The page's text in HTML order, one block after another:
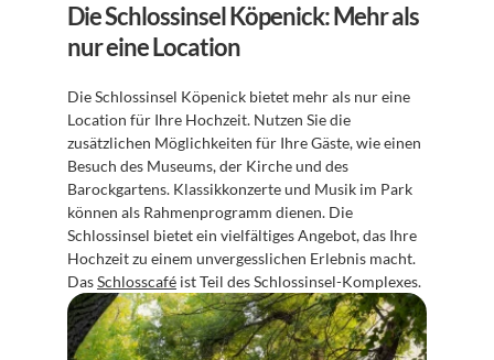
Die Schlossinsel Köpenick: Mehr als
nur eine Location
Die Schlossinsel Köpenick bietet mehr als nur eine
Location für Ihre Hochzeit. Nutzen Sie die
zusätzlichen Möglichkeiten für Ihre Gäste, wie einen
Besuch des Museums, der Kirche und des
Barockgartens. Klassikkonzerte und Musik im Park
können als Rahmenprogramm dienen. Die
Schlossinsel bietet ein vielfältiges Angebot, das Ihre
Hochzeit zu einem unvergesslichen Erlebnis macht.
Das Schlosscafé ist Teil des Schlossinsel-Komplexes.